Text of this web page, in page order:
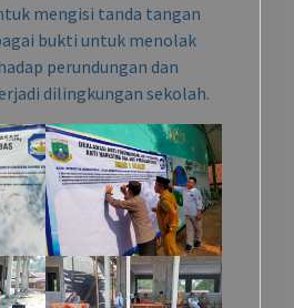
mengisi tanda tangan
bukti untuk menolak
perundungan dan
dilingkungan sekolah.